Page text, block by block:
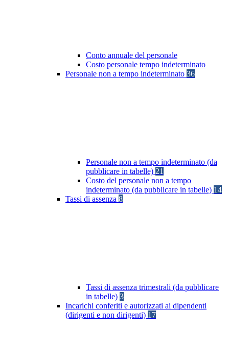
Conto annuale del personale
Costo personale tempo indeterminato
Personale non a tempo indeterminato 36
Personale non a tempo indeterminato (da
pubblicare in tabelle) 21
Costo del personale non a tempo
indeterminato (da pubblicare in tabelle) 14
Tassi di assenza 8
Tassi di assenza trimestrali (da pubblicare
in tabelle) 3
Incarichi conferiti e autorizzati ai dipendenti
(dirigenti e non dirigenti) 17